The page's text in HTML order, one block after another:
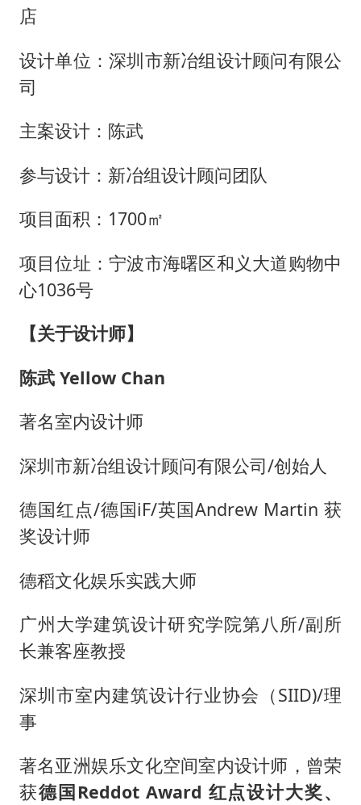
店
设计单位：深圳市新冶组设计顾问有限公
司
主案设计：陈武
参与设计：新冶组设计顾问团队
项目面积： 1700㎡
项目位址：宁波市海曙区和义大道购物中
心1036号
【关于设计师】
陈武Yellow Chan
著名室内设计师
深圳市新冶组设计顾问有限公司/创始人
德国红点/德国iF/英国Andrew Martin 获
奖设计师
德稻文化娱乐实践大师
广州大学建筑设计研究学院第八所/副所
长兼客座教授
深圳市室内建筑设计行业协会（SIID)/理
事
著名亚洲娱乐文化空间室内设计师，曾荣
获德国Reddot Award 红点设计大奖、